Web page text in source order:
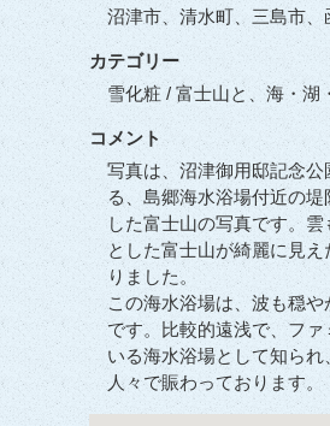
沼津市、清水町、三島市
カテゴリー
雪化粧 / 富士山と、海・湖
コメント
写真は、沼津御用邸記念公
る、島郷海水浴場付近の
した富士山の写真です。雲
とした富士山が綺麗に見
りました。
この海水浴場は、波も穏
です。比較的遠浅で、ファ
いる海水浴場として知られ
人々で賑わっております。